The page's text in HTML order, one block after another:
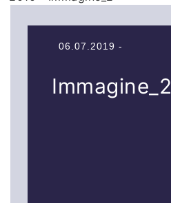
06.07.2019 -
Immagine_2